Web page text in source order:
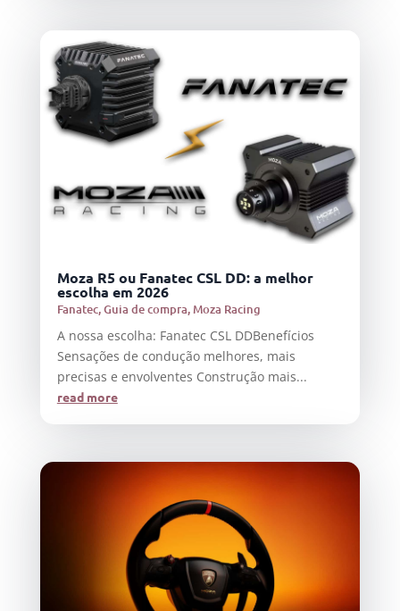
Moza R5 ou Fanatec CSL DD: a melhor
escolha em 2026
Fanatec,Guia de compra,Moza Racing
A nossa escolha: Fanatec CSL DDBenefícios
Sensações de condução melhores, mais
precisas e envolventes Construção mais...
read more